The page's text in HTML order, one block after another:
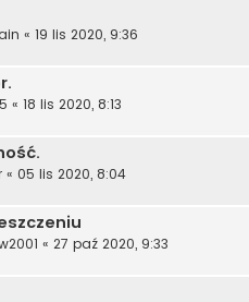
« 19 lis 2020, 9:36
« 18 lis 2020, 8:13
« 05 lis 2020, 8:04
« 27 paź 2020, 9:33